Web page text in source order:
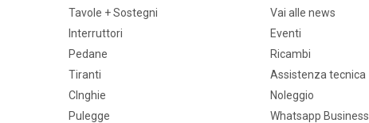
Tavole + Sostegni
Interruttori
Pedane
Tiranti
CInghie
Pulegge
Vai alle news
Eventi
Ricambi
Assistenza tecnica
Noleggio
Whatsapp Business